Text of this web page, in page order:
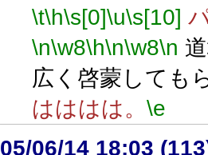
\t\h\s[0]\u\s[10]
\n\w8\h\n\w8\n
広く啓蒙しても
はははは。 \e
05/06/14 18:03